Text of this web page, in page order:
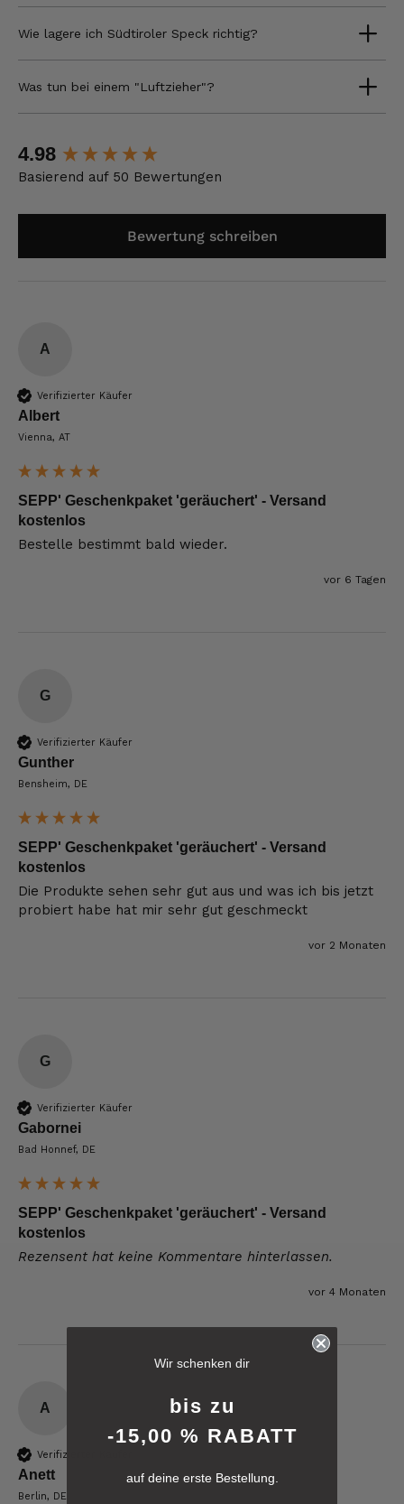
Wie lagere ich Südtiroler Speck richtig?
Was tun bei einem "Luftzieher"?
4.98
Basierend auf 50 Bewertungen
Bewertung schreiben
A
Verifizierter Käufer
Albert
Vienna, AT
SEPP' Geschenkpaket 'geräuchert' - Versand
kostenlos
Bestelle bestimmt bald wieder.
vor 6 Tagen
G
Verifizierter Käufer
Gunther
Bensheim, DE
SEPP' Geschenkpaket 'geräuchert' - Versand
kostenlos
Die Produkte sehen sehr gut aus und was ich bis jetzt
probiert habe hat mir sehr gut geschmeckt
vor 2 Monaten
G
Verifizierter Käufer
Gabornei
Bad Honnef, DE
SEPP' Geschenkpaket 'geräuchert' - Versand
kostenlos
Rezensent hat keine Kommentare hinterlassen.
vor 4 Monaten
A
Verifizierter Käufer
Anett
Berlin, DE
New content loaded
rating 6.247
reviews-io
Wir schenken dir
bis zu
-15,00 % RABATT
auf deine erste Bestellung.